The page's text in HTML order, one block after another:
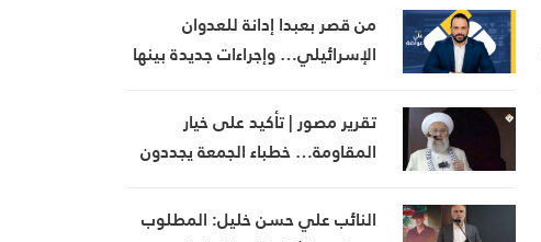
من قصر بعبدا إدانة للعدوان
الإسرائيلي… وإجراءات جديدة بينها
تقرير مصور | تأكيد على خيار
المقاومة… خطباء الجمعة يجددون
النائب علي حسن خليل: المطلوب